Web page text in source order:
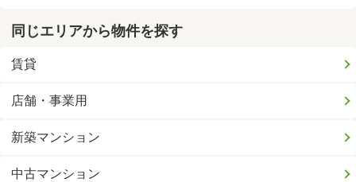
同じエリアから物件を探す
賃貸
店舗・事業用
新築マンション
中古マンション